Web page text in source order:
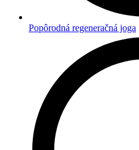
Popôrodná regeneračná joga